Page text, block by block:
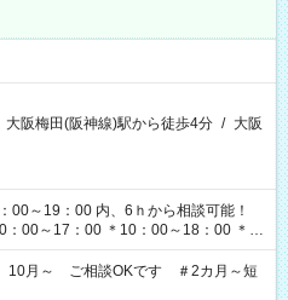
大阪梅田(阪神線)駅から徒歩4分 / 大阪
～19：00 内、6ｈから相談可能！
：00～17：00 ＊10：00～18：00 ＊
00～19：00 ＊13：00～19：00
、10月～ ご相談OKです ＃2カ月～短